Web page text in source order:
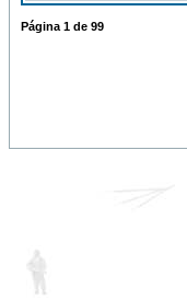
Página 1 de 99